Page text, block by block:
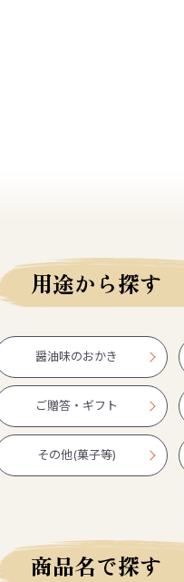
用途から探す
醤油味のおかき
ご贈答・ギフト
その他(菓子等)
商品名で探す